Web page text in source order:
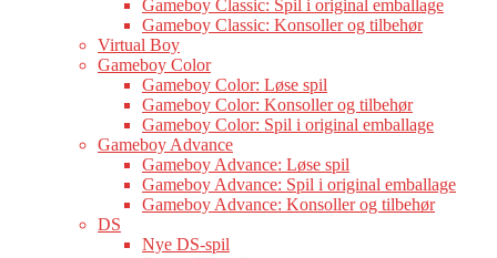
Gameboy Classic: Spil i original emballage
Gameboy Classic: Konsoller og tilbehør
Virtual Boy
Gameboy Color
Gameboy Color: Løse spil
Gameboy Color: Konsoller og tilbehør
Gameboy Color: Spil i original emballage
Gameboy Advance
Gameboy Advance: Løse spil
Gameboy Advance: Spil i original emballage
Gameboy Advance: Konsoller og tilbehør
DS
Nye DS-spil